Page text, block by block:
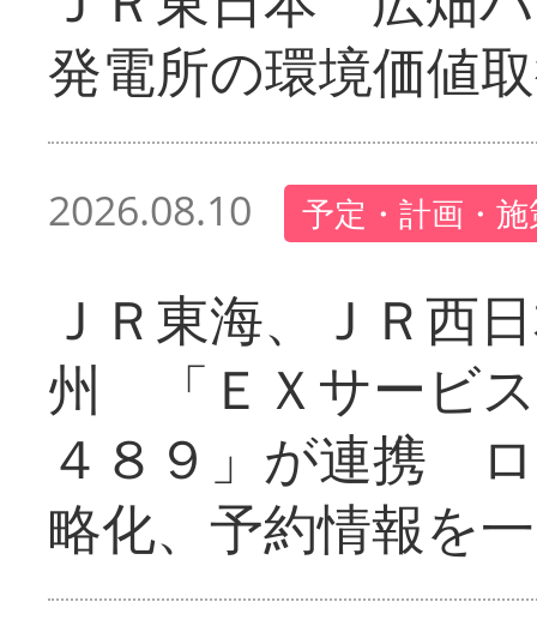
発電所の環境価値
2026.08.10 予定・計画・
ＪＲ東海、ＪＲ西
州 「ＥＸサービ
４８９」が連携
略化、予約情報を